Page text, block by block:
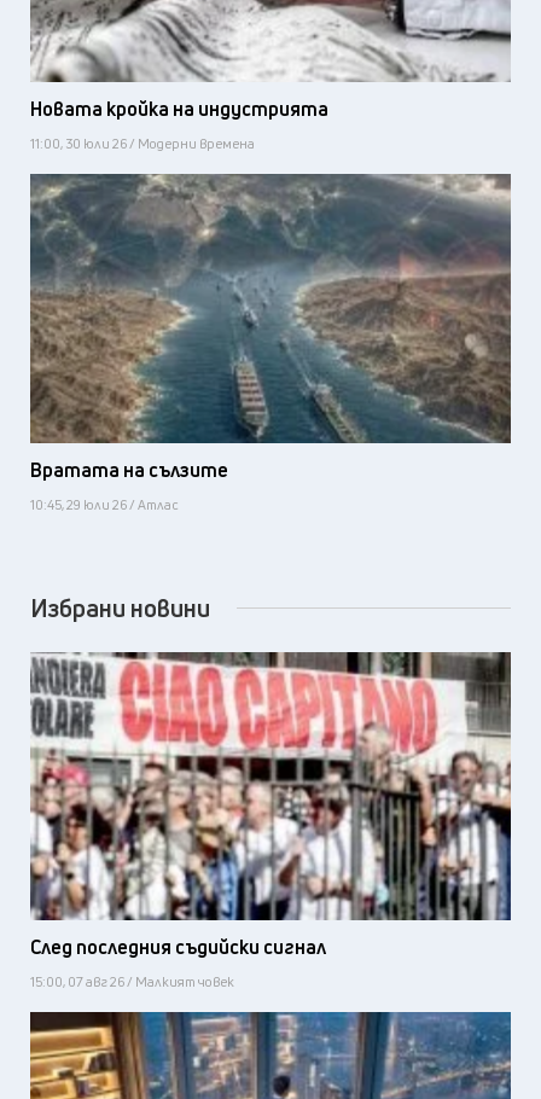
Новата кройка на индустрията
11:00, 30 юли 26 / Модерни времена
Вратата на сълзите
10:45, 29 юли 26 / Атлас
Избрани новини
След последния съдийски сигнал
15:00, 07 авг 26 / Малкият човек